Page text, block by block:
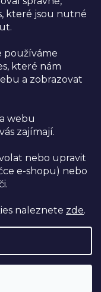
které jsou nutné
používáme
které nám
a zobrazovat
webu
zajímají.
nebo upravit
e-shopu) nebo
naleznete zde.